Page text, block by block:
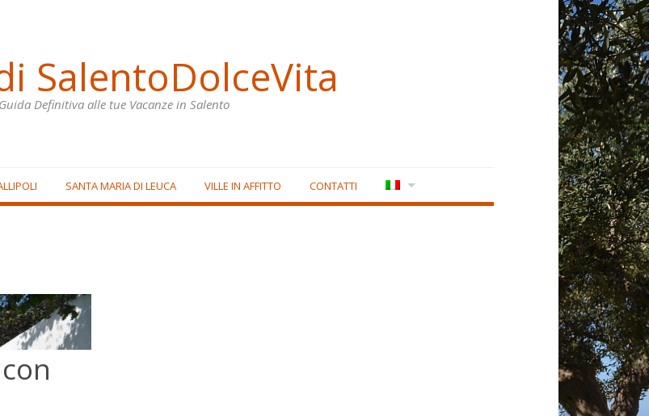
SalentoDolceVita
Definitiva alle tue Vacanze in Salento
SANTA MARIA DI LEUCA VILLE IN AFFITTO CONTATTI